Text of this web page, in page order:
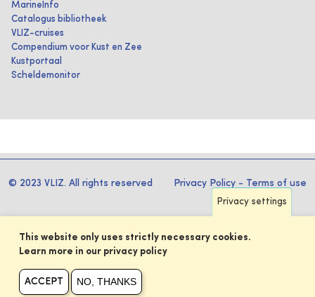
MarineInfo
Catalogus bibliotheek
VLIZ-cruises
Compendium voor Kust en Zee
Kustportaal
Scheldemonitor
© 2023 VLIZ. All rights reserved Privacy Policy - Terms of use
Privacy settings
This website only uses strictly necessary cookies.
Learn more in our privacy policy
ACCEPT NO, THANKS